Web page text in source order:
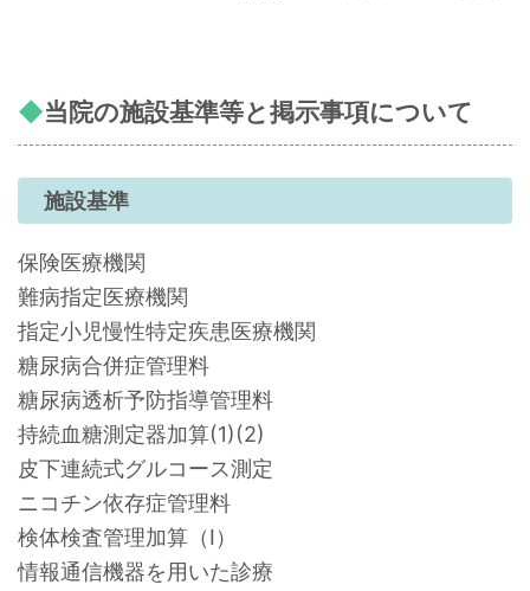
当院の施設基準等と掲⽰事項について
施設基準
保険医療機関
難病指定医療機関
指定小児慢性特定疾患医療機関
糖尿病合併症管理料
糖尿病透析予防指導管理料
持続血糖測定器加算(1)(2)
皮下連続式グルコース測定
ニコチン依存症管理料
検体検査管理加算（Ⅰ）
情報通信機器を用いた診療